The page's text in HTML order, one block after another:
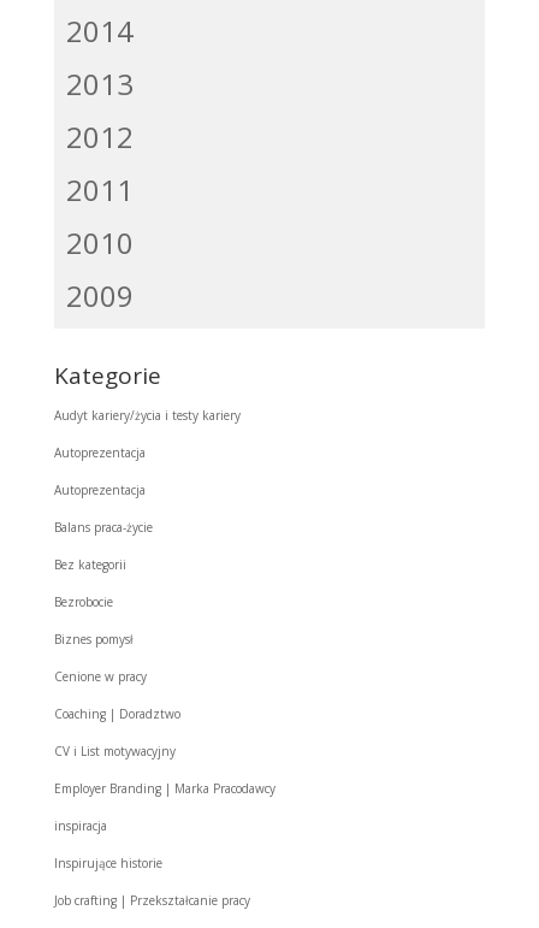
2014
2013
2012
2011
2010
2009
Kategorie
Audyt kariery/życia i testy kariery
Autoprezentacja
Autoprezentacja
Balans praca-życie
Bez kategorii
Bezrobocie
Biznes pomysł
Cenione w pracy
Coaching | Doradztwo
CV i List motywacyjny
Employer Branding | Marka Pracodawcy
inspiracja
Inspirujące historie
Job crafting | Przekształcanie pracy